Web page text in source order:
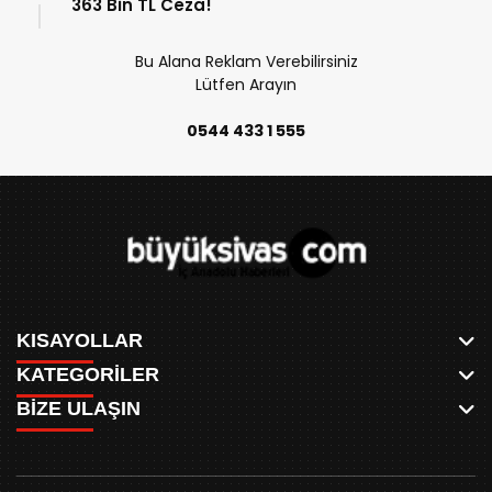
363 Bin TL Ceza!
Bu Alana Reklam Verebilirsiniz
Lütfen Arayın
0544 433 1 555
KISAYOLLAR
ANASAYFA
AKSU CANLI
MEYDAN CANLI
MEDRESELER CANLI
KATEGORİLER
WHATSAPP
SPOR
SİYASET
BİZE ULAŞIN
0346 221 00 60